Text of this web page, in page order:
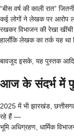
“बीस वर्ष की काली रात”
कई लोगों ने लेखक पर आरोप
रखकर विभाजन की रेखा
हालाँकि लेखक का तर्क यह था
बावजूद इसके, यह पुस्तक
आज के संदर्भ में
2025 में भी झारखंड,
रहे हैं —
भूमि अधिग्रहण, धार्मिक